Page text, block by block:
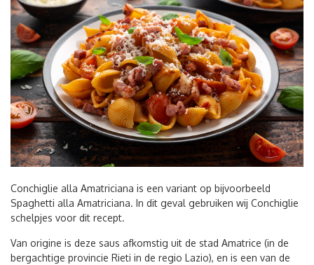
Conchiglie alla Amatriciana is een variant op bijvoorbeeld
Spaghetti alla Amatriciana. In dit geval gebruiken wij Conchiglie
schelpjes voor dit recept.
Van origine is deze saus afkomstig uit de stad Amatrice (in de
bergachtige provincie Rieti in de regio Lazio), en is een van de